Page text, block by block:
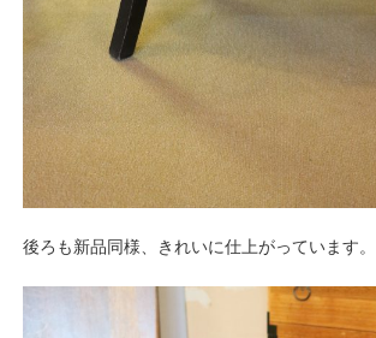
後ろも新品同様、きれいに仕上がっています。